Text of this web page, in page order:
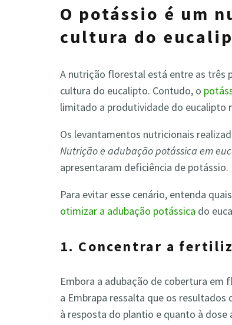
O potássio é um
cultura do
A nutrição florestal está entre as três
cultura do eucalipto. Contudo, o
limitado a produtividade do eucalipto
Os levantamentos nutricionais
Nutrição e adubação potássica em
apresentaram deficiência de potássio.
Para evitar esse cenário, entenda
otimizar a adubação potássica do
1. Concentrar a
Embora a adubação de cobertura em
a Embrapa ressalta que os
à resposta do plantio e quanto à dose